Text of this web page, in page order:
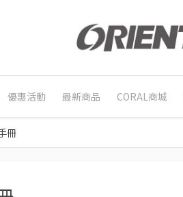
優惠活動 最新商品 CORAL商城
冊